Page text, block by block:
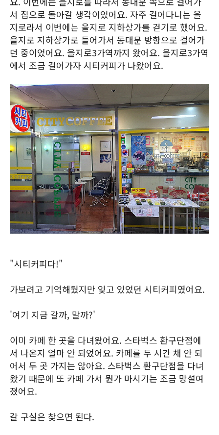
서 집으로 돌아갈 생각이었어요. 자주 걸어다니는 을
지로라서 이번에는 을지로 지하상가를 걷기로 했어요.
을지로 지하상가로 들어가서 동대문 방향으로 걸어가
던 중이었어요. 을지로3가역까지 왔어요. 을지로3가역
에서 조금 걸어가자 시티커피가 나왔어요.
"시티커피다!"
가보려고 기억해뒀지만 잊고 있었던 시티커피였어요.
'여기 지금 갈까, 말까?'
이미 카페 한 곳을 다녀왔어요. 스타벅스 환구단점에
서 나온지 얼마 안 되었어요. 카페를 두 시간 채 안 되
어서 두 곳 가지는 않아요. 스타벅스 환구단점을 다녀
왔기 때문에 또 카페 가서 뭔가 마시기는 조금 망설여
졌어요.
갈 구실은 찾으면 된다.